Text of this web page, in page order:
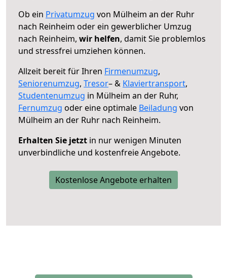
Ob ein Privatumzug von Mülheim an der Ruhr
nach Reinheim oder ein gewerblicher Umzug
nach Reinheim, wir helfen, damit Sie problemlos
und stressfrei umziehen können.
Allzeit bereit für Ihren Firmenumzug,
Seniorenumzug, Tresor– & Klaviertransport,
Studentenumzug in Mülheim an der Ruhr,
Fernumzug oder eine optimale Beiladung von
Mülheim an der Ruhr nach Reinheim.
Erhalten Sie jetzt in nur wenigen Minuten
unverbindliche und kostenfreie Angebote.
Kostenlose Angebote erhalten